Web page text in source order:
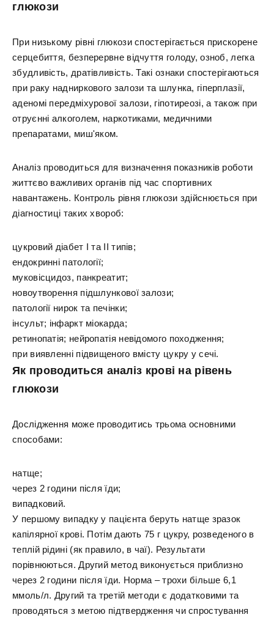
глюкози
При низькому рівні глюкози спостерігається прискорене
серцебиття, безперервне відчуття голоду, озноб, легка
збудливість, дратівливість. Такі ознаки спостерігаються
при раку надниркового залози та шлунка, гіперплазії,
аденомі передміхурової залози, гіпотиреозі, а також при
отруєнні алкоголем, наркотиками, медичними
препаратами, миш'яком.
Аналіз проводиться для визначення показників роботи
життєво важливих органів під час спортивних
навантажень. Контроль рівня глюкози здійснюється при
діагностиці таких хвороб:
цукровий діабет І та ІІ типів;
ендокринні патології;
муковісцидоз, панкреатит;
новоутворення підшлункової залози;
патології нирок та печінки;
інсульт; інфаркт міокарда;
ретинопатія; нейропатія невідомого походження;
при виявленні підвищеного вмісту цукру у сечі.
Як проводиться аналіз крові на рівень
глюкози
Дослідження може проводитись трьома основними
способами:
натще;
через 2 години після їди;
випадковий.
У першому випадку у пацієнта беруть натще зразок
капілярної крові. Потім дають 75 г цукру, розведеного в
теплій рідині (як правило, в чаї). Результати
порівнюються. Другий метод виконується приблизно
через 2 години після їди. Норма – трохи більше 6,1
ммоль/л. Другий та третій методи є додатковими та
проводяться з метою підтвердження чи спростування